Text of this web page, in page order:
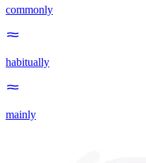
commonly
habitually
mainly